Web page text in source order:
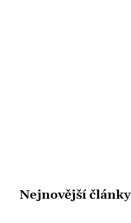
Nejnovější články